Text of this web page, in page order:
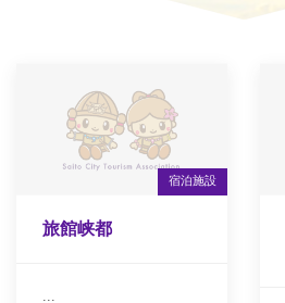
宿泊施設
旅館峡都